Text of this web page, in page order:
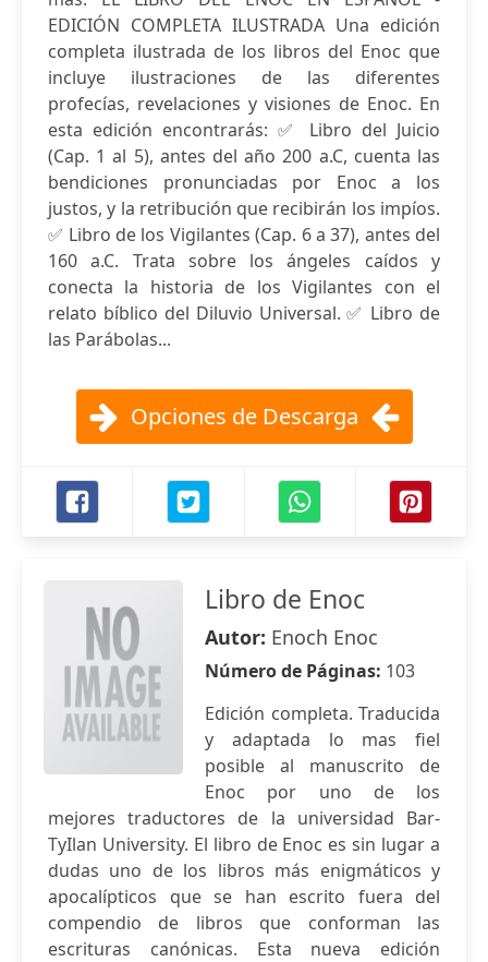
EDICIÓN COMPLETA ILUSTRADA Una edición
completa ilustrada de los libros del Enoc que
incluye ilustraciones de las diferentes
profecías, revelaciones y visiones de Enoc. En
esta edición encontrarás: ✅ Libro del Juicio
(Cap. 1 al 5), antes del año 200 a.C, cuenta las
bendiciones pronunciadas por Enoc a los
justos, y la retribución que recibirán los impíos.
✅ Libro de los Vigilantes (Cap. 6 a 37), antes del
160 a.C. Trata sobre los ángeles caídos y
conecta la historia de los Vigilantes con el
relato bíblico del Diluvio Universal. ✅ Libro de
las Parábolas...
Opciones de Descarga
Libro de Enoc
Autor: Enoch Enoc
Número de Páginas: 103
Edición completa. Traducida
y adaptada lo mas fiel
posible al manuscrito de
Enoc por uno de los
mejores traductores de la universidad Bar-
TyIlan University. El libro de Enoc es sin lugar a
dudas uno de los libros más enigmáticos y
apocalípticos que se han escrito fuera del
compendio de libros que conforman las
escrituras canónicas. Esta nueva edición